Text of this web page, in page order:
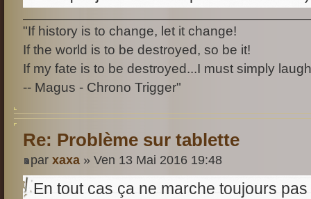
"If history is to change, let it change!
If the world is to be destroyed, so be it!
If my fate is to be destroyed...I must simply
-- Magus - Chrono Trigger"
Re: Problème sur tablette
par xaxa » Ven 13 Mai 2016 19:48
En tout cas ça ne marche toujours